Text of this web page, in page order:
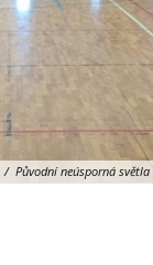
Původní neúsporná